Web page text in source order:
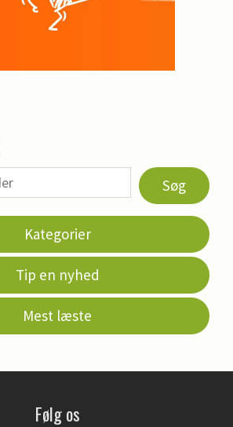
Søg
Kategorier
Tip en nyhed
Mest læste
Følg os